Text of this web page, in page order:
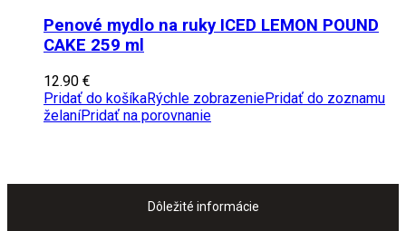
Penové mydlo na ruky ICED LEMON POUND
CAKE 259 ml
12.90 €
Pridať do košíkaRýchle zobrazeniePridať do zoznamu
želaníPridať na porovnanie
Dôležité informácie